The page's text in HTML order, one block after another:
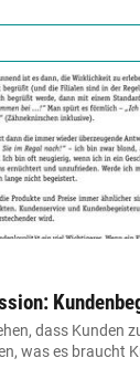
dass Kunden
was es braucht